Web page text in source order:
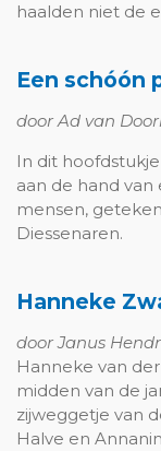
haalden niet de
Een schóón
door Ad van
In dit
aan de hand
mensen,
Diessenaren.
Hanneke
door Janus
Hanneke van
midden van de
zijweggetje van
Halve en